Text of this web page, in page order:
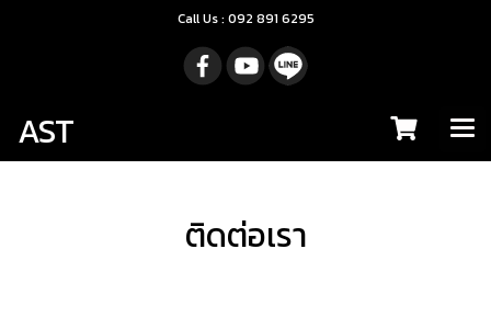
Call Us : 092 891 6295
AST
ติดต่อเรา